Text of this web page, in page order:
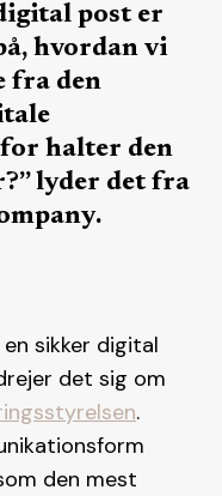
post er
hvordan vi
fra den
halter den
lyder det fra
sikker digital
det sig om
.
den mest